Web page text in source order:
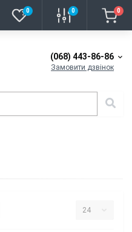
0 0 0
(068) 443-86-86
Замовити дзвінок